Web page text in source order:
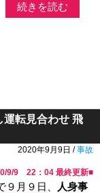
続きを読む
運転見合わせ 飛
2020年9月9日 /事故
9/9 22：04 最終更新■
月９日、 人身事